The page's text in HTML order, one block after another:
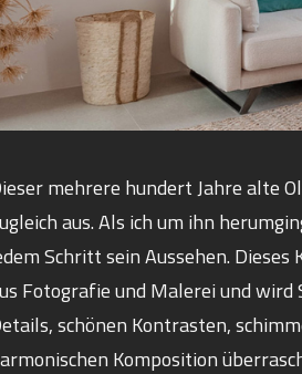
mehrere hundert Jahre alte
aus. Als ich um ihn
Schritt sein Aussehen.
Fotografie und Malerei und
schönen Kontrasten,
Komposition